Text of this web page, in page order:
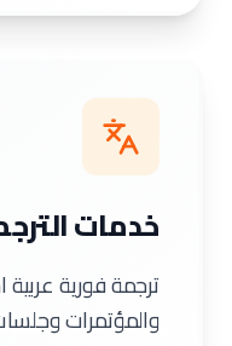
خدمات
ترجمة فورية عربية
والمؤتمرات